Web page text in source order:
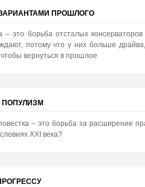
ПРОШЛОГО
– это борьба отсталых
потому что у них больше
вернуться в прошлое
ПОПУЛИЗМ
– это борьба за расширение
XXI века?